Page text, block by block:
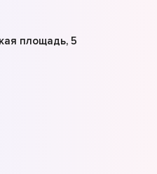
площадь, 5